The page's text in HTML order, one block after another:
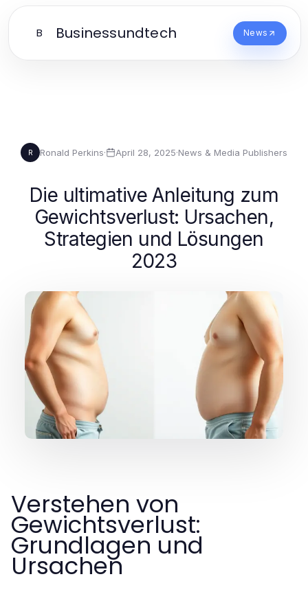
B Businessundtech News
R Ronald Perkins· April 28, 2025·News & Media Publishers
Die ultimative Anleitung zum
Gewichtsverlust: Ursachen,
Strategien und Lösungen
2023
Verstehen von
Gewichtsverlust:
Grundlagen und
Ursachen